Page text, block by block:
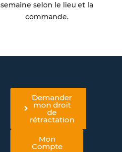
semaine selon le lieu et la
commande.
Demander
mon droit
de
rétractation
Mon
Compte